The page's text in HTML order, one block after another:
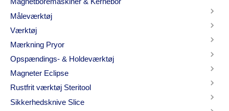
Måleværktøj
Værktøj
Mærkning Pryor
Opspændings- & Holdeværktøj
Magneter Eclipse
Rustfrit værktøj Steritool
Sikkerhedsknive Slice